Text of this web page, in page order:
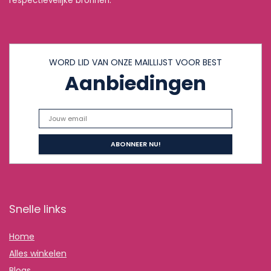
WORD LID VAN ONZE MAILLIJST VOOR BEST
Aanbiedingen
Snelle links
Home
Alles winkelen